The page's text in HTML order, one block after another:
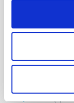
Octubre 2017(1)
Noviembre 2016